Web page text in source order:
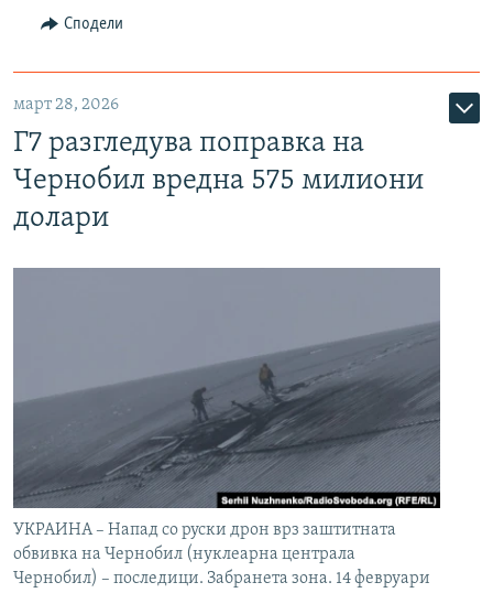
Сподели
март 28, 2026
Г7 разгледува поправка на
Чернобил вредна 575 милиони
долари
УКРАИНА – Напад со руски дрон врз заштитната
обвивка на Чернобил (нуклеарна централа
Чернобил) – последици. Забранета зона. 14 февруари